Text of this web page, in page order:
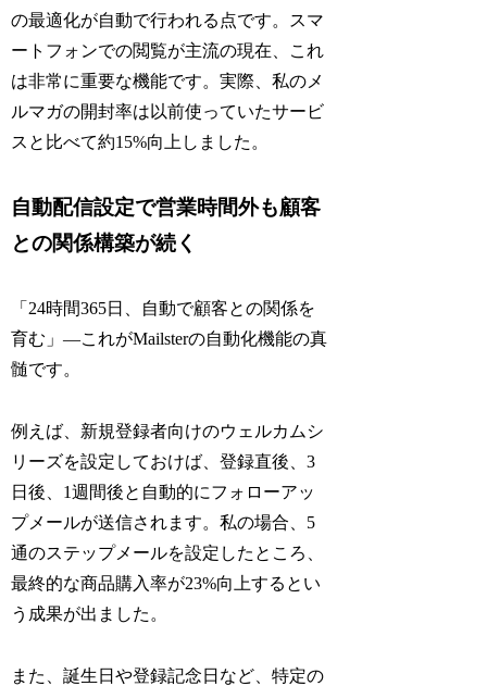
の最適化が自動で行われる点です。スマ
ートフォンでの閲覧が主流の現在、これ
は非常に重要な機能です。実際、私のメ
ルマガの開封率は以前使っていたサービ
スと比べて約15%向上しました。
自動配信設定で営業時間外も顧客
との関係構築が続く
「24時間365日、自動で顧客との関係を
育む」—これがMailsterの自動化機能の真
髄です。
例えば、新規登録者向けのウェルカムシ
リーズを設定しておけば、登録直後、3
日後、1週間後と自動的にフォローアッ
プメールが送信されます。私の場合、5
通のステップメールを設定したところ、
最終的な商品購入率が23%向上するとい
う成果が出ました。
また、誕生日や登録記念日など、特定の